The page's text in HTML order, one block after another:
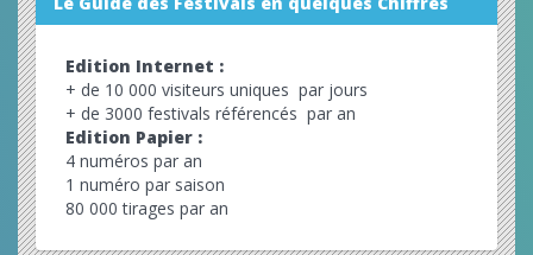
Edition Internet :
+ de 10 000 visiteurs uniques par jours
+ de 3000 festivals référencés par an
Edition Papier :
4 numéros par an
1 numéro par saison
80 000 tirages par an